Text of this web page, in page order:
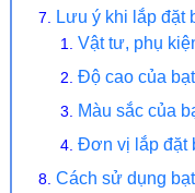
Lưu ý khi lắp đặt
Vật tư, phụ
Độ cao của bạt
Màu sắc của
Đơn vị lắp đặt
Cách sử dụng